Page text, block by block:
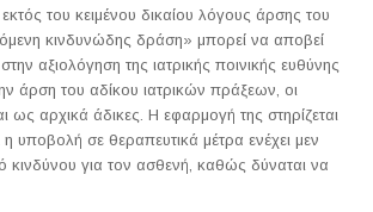
του κειμένου δικαίου λόγους άρσης του
κινδυνώδης δράση» μπορεί να αποβεί
αξιολόγηση της ιατρικής ποινικής ευθύνης
άρση του αδίκου ιατρικών πράξεων, οι
ως αρχικά άδικες. Η εφαρμογή της στηρίζεται
η υποβολή σε θεραπευτικά μέτρα ενέχει μεν
για τον ασθενή, καθώς δύναται να